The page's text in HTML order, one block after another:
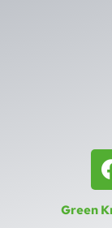
Green